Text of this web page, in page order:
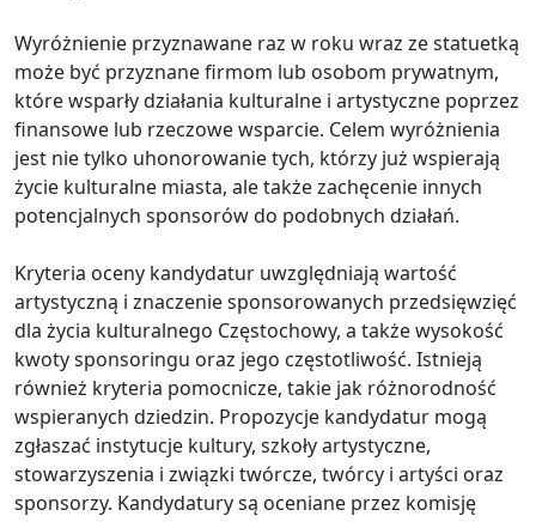
Wyróżnienie przyznawane raz w roku wraz ze statuetką
może być przyznane firmom lub osobom prywatnym,
które wsparły działania kulturalne i artystyczne poprzez
finansowe lub rzeczowe wsparcie. Celem wyróżnienia
jest nie tylko uhonorowanie tych, którzy już wspierają
życie kulturalne miasta, ale także zachęcenie innych
potencjalnych sponsorów do podobnych działań.
Kryteria oceny kandydatur uwzględniają wartość
artystyczną i znaczenie sponsorowanych przedsięwzięć
dla życia kulturalnego Częstochowy, a także wysokość
kwoty sponsoringu oraz jego częstotliwość. Istnieją
również kryteria pomocnicze, takie jak różnorodność
wspieranych dziedzin. Propozycje kandydatur mogą
zgłaszać instytucje kultury, szkoły artystyczne,
stowarzyszenia i związki twórcze, twórcy i artyści oraz
sponsorzy. Kandydatury są oceniane przez komisję